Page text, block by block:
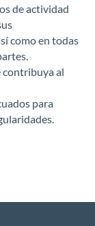
de actividad
como en todas
contribuya al
para